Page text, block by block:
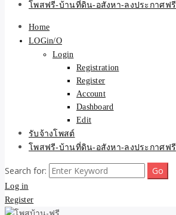
โพสฟรี-บ้านที่ดิน-อสังหา-ลงประกาศฟรี
Home
LOGin/O
Login
Registration
Register
Account
Dashboard
Edit
รับจ้างโพสต์
โพสฟรี-บ้านที่ดิน-อสังหา-ลงประกาศฟรี
Search for:
Log in
Register